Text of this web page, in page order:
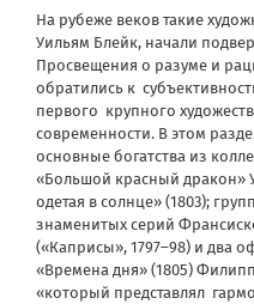
На рубеже веков такие
Уильям Блейк, начали
Просвещения о разуме и
обратились к
первого крупного
современности. В этом
основные богатства из
«Большой красный дракон»
одетая в солнце» (1803);
знаменитых серий
(«Каприсы», 1797–98) и два
«Времена дня» (1805)
«который представлял